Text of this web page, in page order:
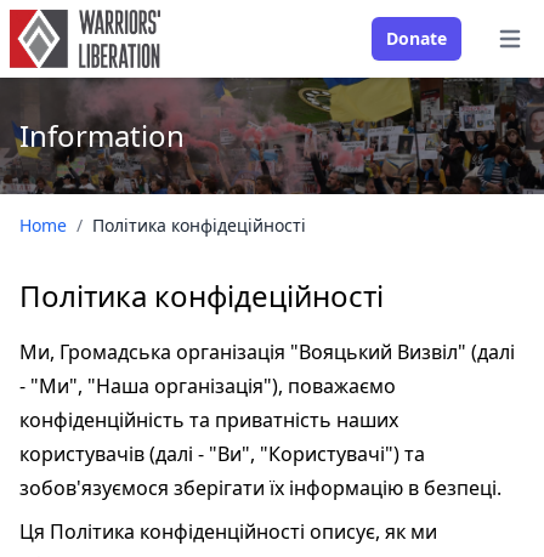
Donate
Information
Home / Політика конфідеційності
Політика конфідеційності
Ми, Громадська організація "Вояцький Визвіл" (далі
- "Ми", "Наша організація"), поважаємо
конфіденційність та приватність наших
користувачів (далі - "Ви", "Користувачі") та
зобов'язуємося зберігати їх інформацію в безпеці.
Ця Політика конфіденційності описує, як ми